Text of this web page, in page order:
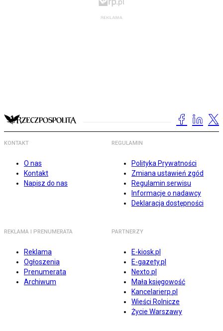
KONTAKT
O nas
Kontakt
Napisz do nas
REGULAMIN
Polityka Prywatności
Zmiana ustawień zgód
Regulamin serwisu
Informacje o nadawcy
Deklaracja dostępności
REKLAMA I PRENUMERATA
Reklama
Ogłoszenia
Prenumerata
Archiwum
PARTNERZY
E-kiosk.pl
E-gazety.pl
Nexto.pl
Mała księgowość
Kancelarierp.pl
Wieści Rolnicze
Życie Warszawy